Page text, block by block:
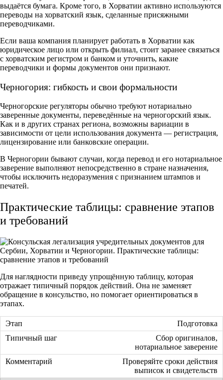
выдаётся бумага. Кроме того, в Хорватии активно используются
переводы на хорватский язык, сделанные присяжными
переводчиками.
Если ваша компания планирует работать в Хорватии как
юридическое лицо или открыть филиал, стоит заранее связаться
с хорватским регистром и банком и уточнить, какие
переводчики и формы документов они признают.
Черногория: гибкость и свои формальности
Черногорские регуляторы обычно требуют нотариально
заверенные документы, переведённые на черногорский язык.
Как и в других странах региона, возможны вариации в
зависимости от цели использования документа — регистрация,
лицензирование или банковские операции.
В Черногории бывают случаи, когда перевод и его нотариальное
заверение выполняют непосредственно в стране назначения,
чтобы исключить недоразумения с признанием штампов и
печатей.
Практические таблицы: сравнение этапов
и требований
Для наглядности приведу упрощённую таблицу, которая
отражает типичный порядок действий. Она не заменяет
обращение в консульство, но помогает ориентироваться в
этапах.
Подготовка
Сбор оригиналов,
нотариальное заверение
Проверяйте сроки действия
выписок и свидетельств